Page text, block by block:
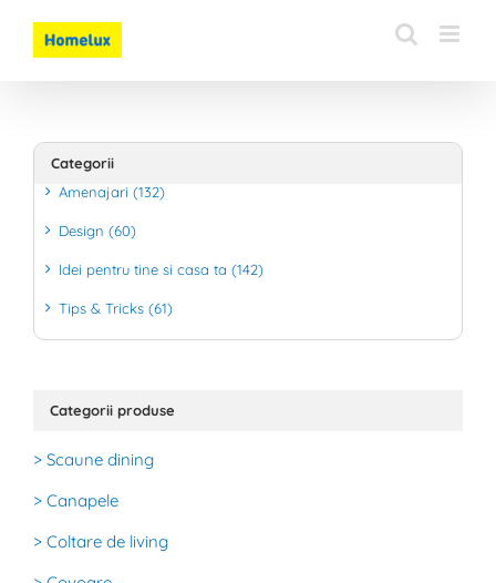
content
Categorii
Amenajari (132)
Design (60)
Idei pentru tine si casa ta (142)
Tips & Tricks (61)
Categorii produse
> Scaune dining
> Canapele
> Coltare de living